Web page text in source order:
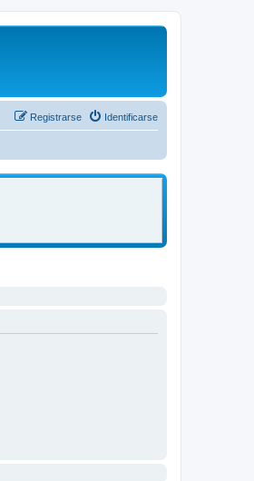
Identificarse
Registrarse